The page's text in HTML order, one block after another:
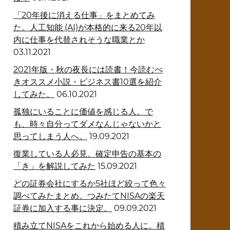
「20年後に消える仕事」をまとめてみ
た。人工知能 (AI)が本格的に来る20年以
内に仕事を代替されそうな職業とか
03.11.2021
2021年版・秋の夜長には読書！今読むべ
きオススメ小説・ビジネス書10選を紹介
してみた。
06.10.2021
孤独にいることに価値を感じる人。で
も、時々自分ってダメなんじゃないかと
思ってしまう人へ。
19.09.2021
復業している人必見。確定申告の基本の
「き」を解説してみた 15.09.2021
どの証券会社にするか5社ほど絞って色々
調べてみたまとめ。つみたてNISAの楽天
証券に加入する事に決定。
09.09.2021
積み立てNISAをこれから始める人に。積